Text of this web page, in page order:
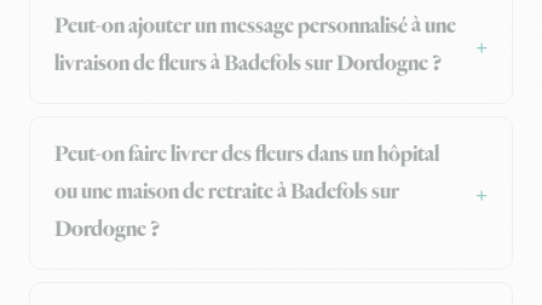
Peut-on ajouter un message personnalisé à une
livraison de fleurs à Badefols sur Dordogne ?
Peut-on faire livrer des fleurs dans un hôpital
ou une maison de retraite à Badefols sur
Dordogne ?